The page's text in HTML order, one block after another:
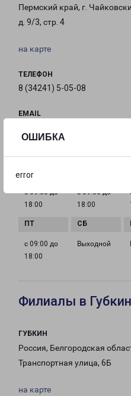
ОШИБКА
error
Пермский край, г.
д. 9/3, стр. 4
на карте
ТЕЛЕФОН
8 (34241) 5-05-08
EMAIL
с 09:00 до
18:00
с 09:00 до
18:00
с 09:00 до
18:00
Выходной
Филиалы в
ГУБКИН
Россия, Белгородская
Транспортная улица, 6Б
на карте